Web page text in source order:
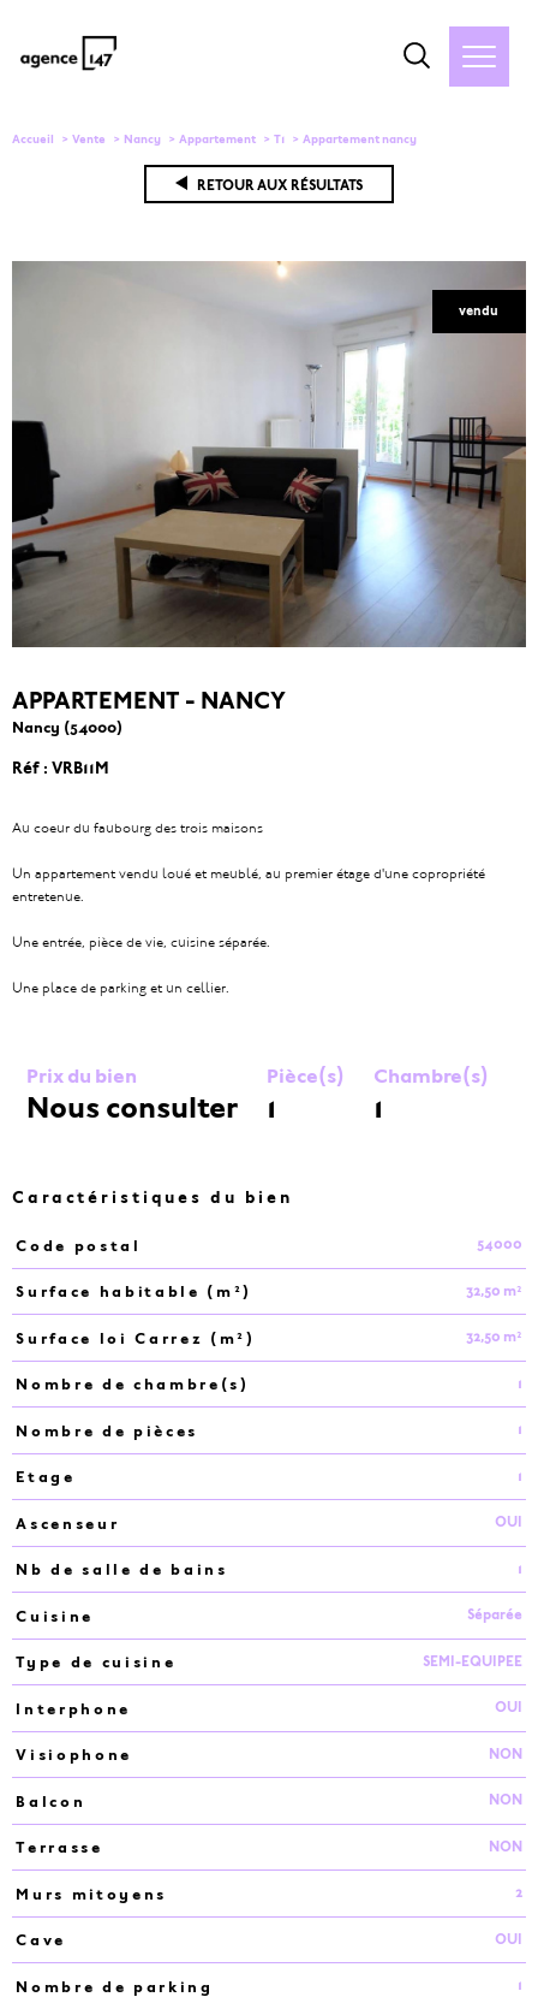
Accueil Vente Nancy Appartement T1 Appartement nancy
RETOUR AUX RÉSULTATS
vendu
APPARTEMENT - NANCY
Nancy (54000)
Réf : VRB11M
Au coeur du faubourg des trois maisons
Un appartement vendu loué et meublé, au premier étage d'une copropriété
entretenue.
Une entrée, pièce de vie, cuisine séparée.
Une place de parking et un cellier.
Prix du bien
Nous consulter
Pièce(s)
1
Chambre(s)
1
Caractéristiques du bien
Caractéristiques Valeurs
Code postal 54000
Surface habitable (m²) 32,50 m²
Surface loi Carrez (m²) 32,50 m²
Nombre de chambre(s) 1
Nombre de pièces 1
Etage 1
Ascenseur OUI
Nb de salle de bains 1
Cuisine Séparée
Type de cuisine SEMI-EQUIPEE
Interphone OUI
Visiophone NON
Balcon NON
Terrasse NON
Murs mitoyens 2
Cave OUI
Nombre de parking 1